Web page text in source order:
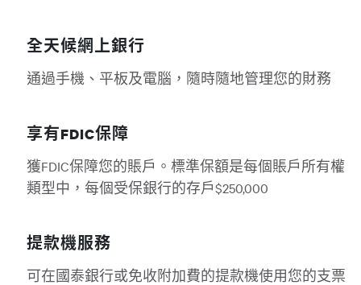
全天候網上銀行
通過手機、平板及電腦，隨時隨地管理您的財務
享有FDIC保障
獲FDIC保障您的賬戶。標準保額是每個賬戶所有權
類型中，每個受保銀行的存戶$250,000
提款機服務
可在國泰銀行或免收附加費的提款機使用您的支票